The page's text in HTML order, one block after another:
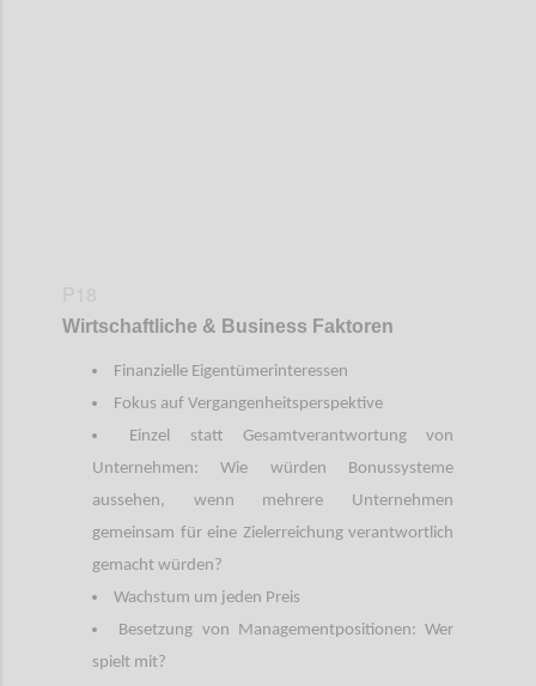
Wirtschaftliche & Business Faktoren
Finanzielle Eigentümerinteressen
Fokus auf Vergangenheitsperspektive
Einzel statt Gesamtverantwortung von
Unternehmen: Wie würden Bonussysteme
aussehen, wenn mehrere Unternehmen
gemeinsam für eine Zielerreichung verantwortlich
gemacht würden?
Wachstum um jeden Preis
Besetzung von Managementpositionen: Wer
spielt mit?